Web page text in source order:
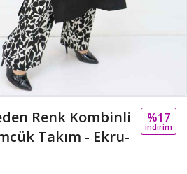
Renk Kombinli
Takım - Ekru-
%17
i̇ndi̇ri̇m